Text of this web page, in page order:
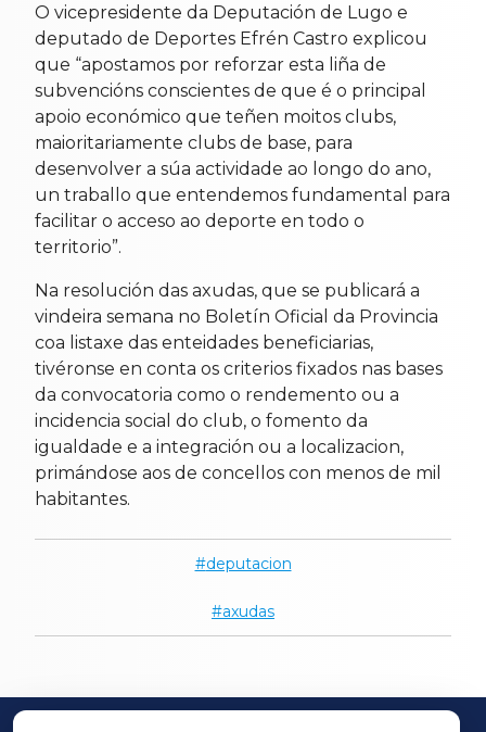
O vicepresidente da Deputación de Lugo e
deputado de Deportes Efrén Castro explicou
que “apostamos por reforzar esta liña de
subvencións conscientes de que é o principal
apoio económico que teñen moitos clubs,
maioritariamente clubs de base, para
desenvolver a súa actividade ao longo do ano,
un traballo que entendemos fundamental para
facilitar o acceso ao deporte en todo o
territorio”.
Na resolución das axudas, que se publicará a
vindeira semana no Boletín Oficial da Provincia
coa listaxe das enteidades beneficiarias,
tivéronse en conta os criterios fixados nas bases
da convocatoria como o rendemento ou a
incidencia social do club, o fomento da
igualdade e a integración ou a localizacion,
primándose aos de concellos con menos de mil
habitantes.
deputacion
axudas